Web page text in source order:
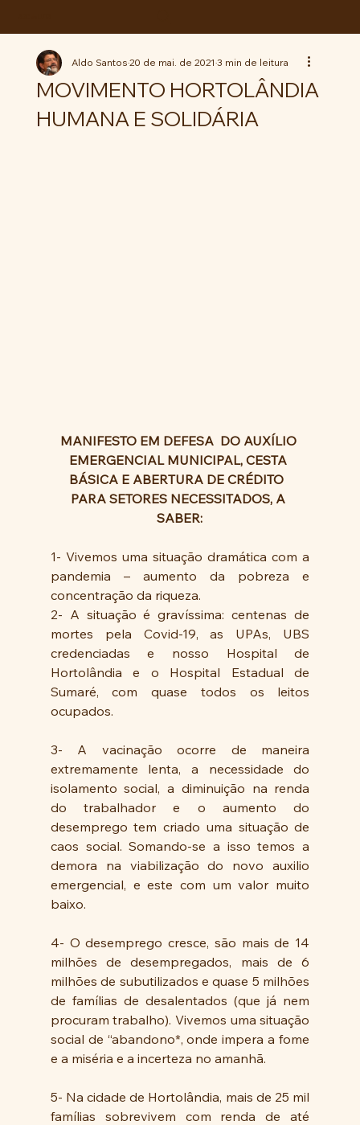
MOVIMENTO HORTOLÂNDIA
HUMANA E SOLIDÁRIA
Aldo Santos20 de mai. de 2021 3 min de leitura
MANIFESTO EM DEFESA  DO AUXÍLIO
EMERGENCIAL MUNICIPAL, CESTA
BÁSICA E ABERTURA DE CRÉDITO
PARA SETORES NECESSITADOS, A
SABER:
1- Vivemos uma situação dramática com a
pandemia – aumento da pobreza e
concentração da riqueza.
2- A situação é gravíssima: centenas de
mortes pela Covid-19, as UPAs, UBS
credenciadas e nosso Hospital de
Hortolândia e o Hospital Estadual de
Sumaré, com quase todos os leitos
ocupados.
3- A vacinação ocorre de maneira
extremamente lenta, a necessidade do
isolamento social, a diminuição na renda
do trabalhador e o aumento do
desemprego tem criado uma situação de
caos social. Somando-se a isso temos a
demora na viabilização do novo auxilio
emergencial, e este com um valor muito
baixo.
4- O desemprego cresce, são mais de 14
milhões de desempregados, mais de 6
milhões de subutilizados e quase 5 milhões
de famílias de desalentados (que já nem
procuram trabalho). Vivemos uma situação
social de “abandono*, onde impera a fome
e a miséria e a incerteza no amanhã.
5- Na cidade de Hortolândia, mais de 25 mil
famílias sobrevivem com renda de até